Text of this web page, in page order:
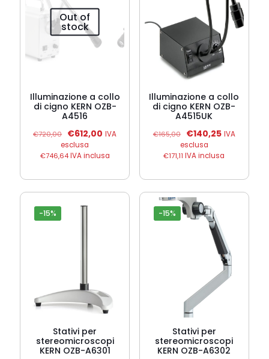
Out of
stock
Illuminazione a collo
di cigno KERN OZB-
A4516
€720,00
Il
prezzo
originale
€612,00 Il
attuale
€612,00.
IVA
esclusa
€746,64IVA inclusa
Illuminazione a collo
di cigno KERN OZB-
A4515UK
€165,00
Il
prezzo
originale
€140,25Il
attuale
€140,25.
IVA
esclusa
€171,11 IVA inclusa
-15%
Stativi per
stereomicroscopi
KERN OZB-A6301
-15%
Stativi per
stereomicroscopi
KERN OZB-A6302